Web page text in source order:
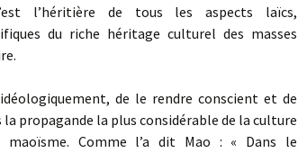
l’héritière de tous les aspects laïcs,
du riche héritage culturel des masses
de le rendre conscient et de
propagande la plus considérable de la culture
maoïsme. Comme l’a dit Mao : « Dans le